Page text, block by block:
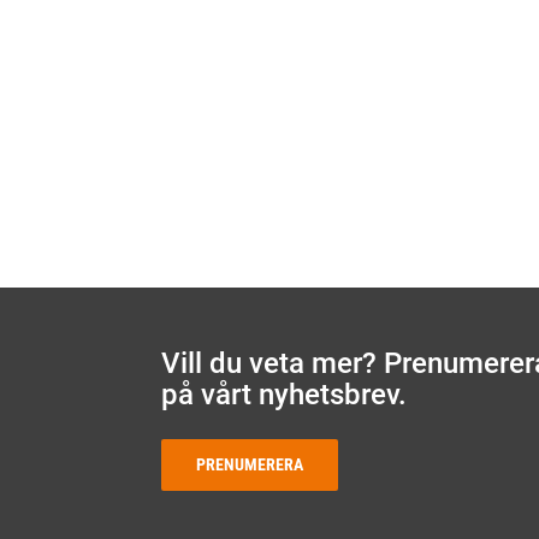
Vill du veta mer?
på vårt nyhetsbrev.
PRENUMERERA